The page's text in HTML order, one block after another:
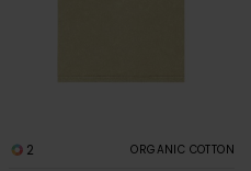
2 ORGANIC COTTON